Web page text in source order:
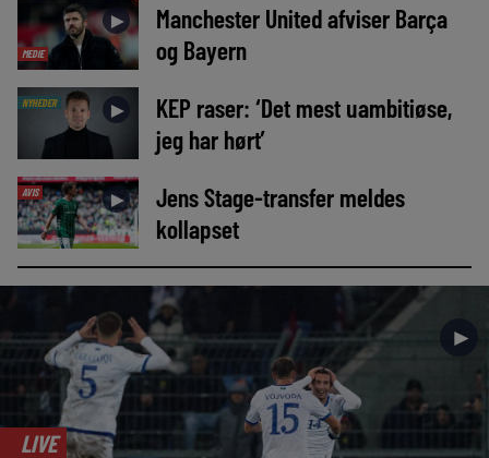
MEDIE
►
Manchester United afviser Barça
og Bayern
NYHEDER ►
KEP raser: ‘Det mest uambitiøse,
jeg har hørt’
AVIS ►
Jens Stage-transfer meldes
kollapset
►
LIVE